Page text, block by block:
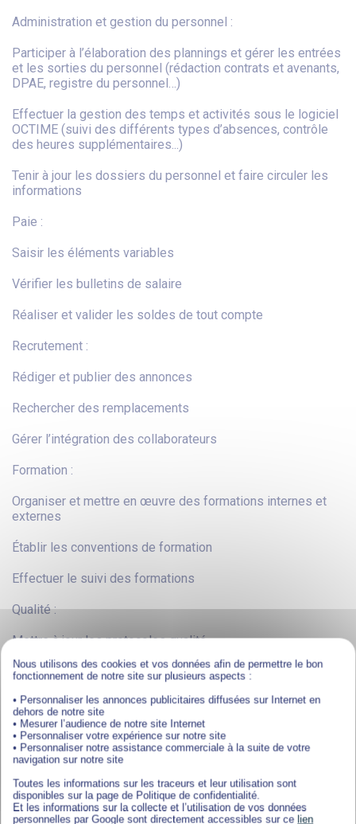
Administration et gestion du personnel :
Participer à l’élaboration des plannings et gérer les entrées
et les sorties du personnel (rédaction contrats et avenants,
DPAE, registre du personnel…)
Effectuer la gestion des temps et activités sous le logiciel
OCTIME (suivi des différents types d’absences, contrôle
des heures supplémentaires...)
Tenir à jour les dossiers du personnel et faire circuler les
informations
Paie :
Saisir les éléments variables
Vérifier les bulletins de salaire
Réaliser et valider les soldes de tout compte
Recrutement :
Rédiger et publier des annonces
Rechercher des remplacements
Gérer l’intégration des collaborateurs
Formation :
Organiser et mettre en œuvre des formations internes et
externes
Établir les conventions de formation
Effectuer le suivi des formations
Qualité :
Mettre à jour les protocoles qualité
Réaliser des audits internes
Saisie et suivi des questionnaires de satisfaction (patients,
personnel, restauration…)
PROFIL
Nous utilisons des cookies et vos données afin de permettre le bon
fonctionnement de notre site sur plusieurs aspects :
• Personnaliser les annonces publicitaires diffusées sur Internet en
dehors de notre site
• Mesurer l’audience de notre site Internet
• Personnaliser votre expérience sur notre site
• Personnaliser notre assistance commerciale à la suite de votre
navigation sur notre site
Toutes les informations sur les traceurs et leur utilisation sont
disponibles sur la page de Politique de confidentialité.
Et les informations sur la collecte et l’utilisation de vos données
personnelles par Google sont directement accessibles sur ce lien